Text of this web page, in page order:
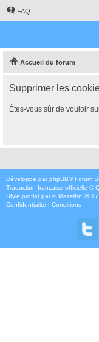
FAQ
Accueil du forum
Supprimer les
Êtes-vous sûr de vouloir
Développé par phpBB® Forum
Traduction française officielle ©
Style proflat par ©Mazeltof 2017
Confidentialité | Conditions